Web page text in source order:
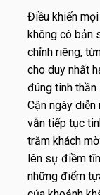
Điều khiến
không có bản
chỉnh riêng,
cho duy nhất
đúng tinh
Cận ngày
vẫn tiếp tục
trăm khách
lên sự điềm
những điểm